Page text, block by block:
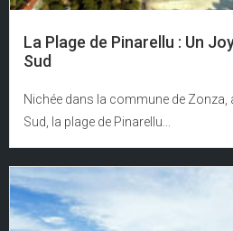
La Plage de Pinarellu : Un
Sud
Nichée dans la commune de
Sud, la plage de Pinarellu...